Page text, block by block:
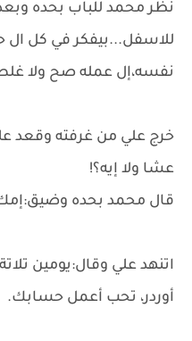
نظر محمد للباب بحده
للاسفل...بيفكر في كل ال
نفسه،إل عمله صح ولا
خرج علي من غرفته وقعد
عشا ولا إيه؟!
قال محمد بحده
اتنهد علي وقال:يومين
أوردر، تحب أعمل حسابك.